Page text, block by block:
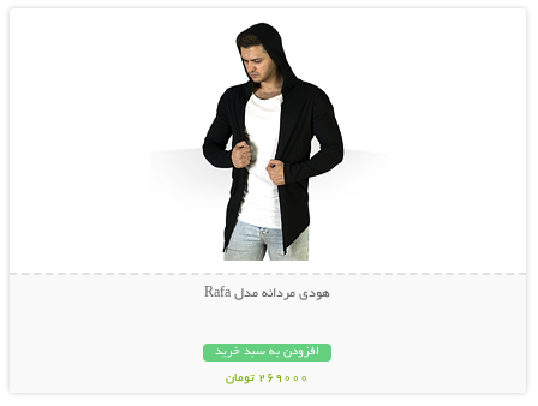
هودی مردانه مدل Rafa
افزودن به سبد خرید
269000 تومان
نمایش توضیحات بیشتر